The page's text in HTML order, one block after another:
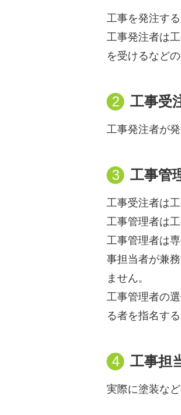
工事を発注す
工事発注者は
を受けるなど
2 工事受
工事発注者が
3 工事管
工事受注者は
工事管理者は
工事管理者は
事担当者が兼
ません。
工事管理者の
る者を指名す
4 工事担
実際に塗装な